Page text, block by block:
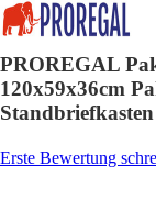
PROREGAL
120x59x36cm
Erste Bewertung